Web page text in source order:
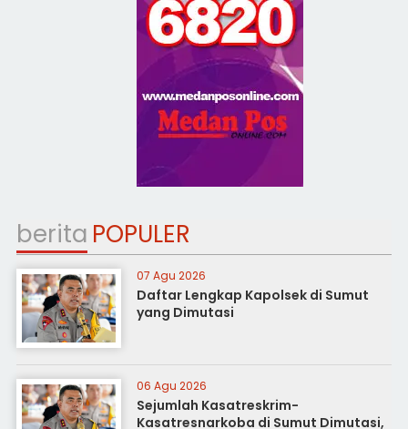
berita POPULER
07 Agu 2026
Daftar Lengkap Kapolsek di Sumut
yang Dimutasi
06 Agu 2026
Sejumlah Kasatreskrim-
Kasatresnarkoba di Sumut Dimutasi,